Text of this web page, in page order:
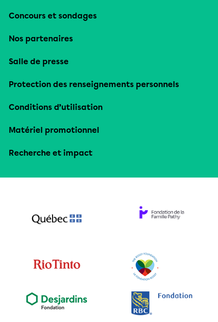
Concours et sondages
Nos partenaires
Salle de presse
Protection des renseignements personnels
Conditions d’utilisation
Matériel promotionnel
Recherche et impact